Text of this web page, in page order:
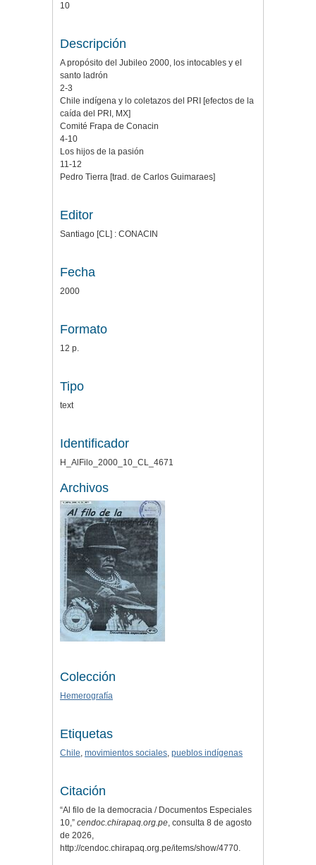
10
Descripción
A propósito del Jubileo 2000, los intocables y el
santo ladrón
2-3
Chile indígena y lo coletazos del PRI [efectos de la
caída del PRI, MX]
Comité Frapa de Conacin
4-10
Los hijos de la pasión
11-12
Pedro Tierra [trad. de Carlos Guimaraes]
Editor
Santiago [CL] : CONACIN
Fecha
2000
Formato
12 p.
Tipo
text
Identificador
H_AlFilo_2000_10_CL_4671
Archivos
Colección
Hemerografía
Etiquetas
Chile, movimientos sociales, pueblos indígenas
Citación
“Al filo de la democracia / Documentos Especiales
10,” cendoc.chirapaq.org.pe, consulta 8 de agosto
de 2026,
http://cendoc.chirapaq.org.pe/items/show/4770.